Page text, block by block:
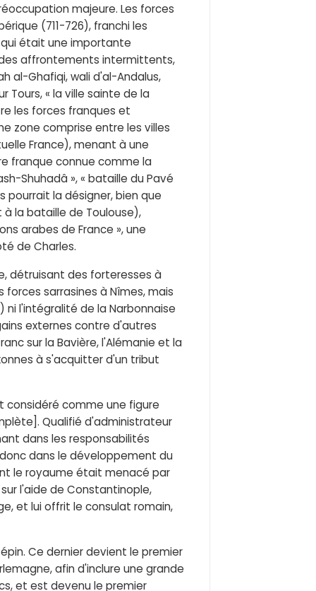
majeure. Les forces
(711-726), franchi les
qui était une importante
affrontements intermittents,
al-Ghafiqi, wali d'al-Andalus,
Tours, « la ville sainte de la
les forces franques et
zone comprise entre les villes
France), menant à une
franque connue comme la
Shuhadâ », « bataille du Pavé
pourrait la désigner, bien que
la bataille de Toulouse),
arabes de France », une
de Charles.
détruisant des forteresses à
sarrasines à Nîmes, mais
l'intégralité de la Narbonnaise
externes contre d'autres
sur la Bavière, l'Alémanie et la
à s'acquitter d'un tribut
considéré comme une figure
Qualifié d'administrateur
dans les responsabilités
dans le développement du
le royaume était menacé par
l'aide de Constantinople,
et lui offrit le consulat romain,
Ce dernier devient le premier
afin d'inclure une grande
et est devenu le premier